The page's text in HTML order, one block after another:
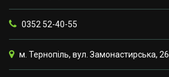
0352 52-40-55
м. Тернопіль, вул. Замонастирська, 26